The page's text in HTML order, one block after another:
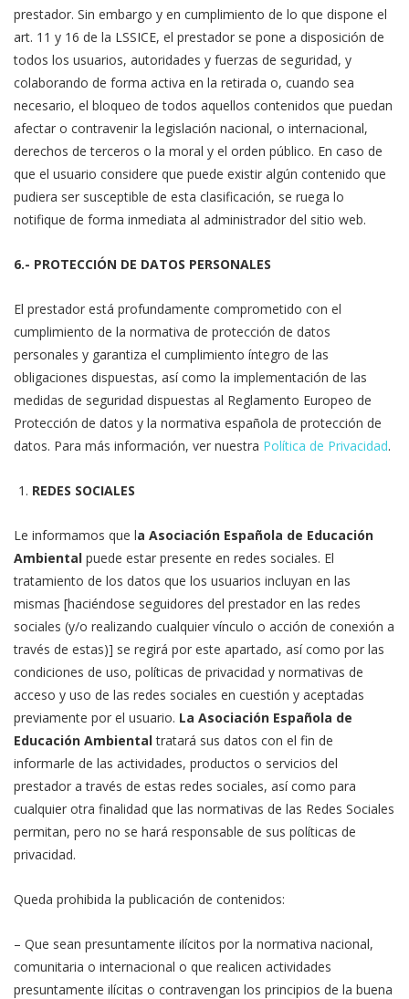
prestador. Sin embargo y en cumplimiento de lo que dispone el
art. 11 y 16 de la LSSICE, el prestador se pone a disposición de
todos los usuarios, autoridades y fuerzas de seguridad, y
colaborando de forma activa en la retirada o, cuando sea
necesario, el bloqueo de todos aquellos contenidos que puedan
afectar o contravenir la legislación nacional, o internacional,
derechos de terceros o la moral y el orden público. En caso de
que el usuario considere que puede existir algún contenido que
pudiera ser susceptible de esta clasificación, se ruega lo
notifique de forma inmediata al administrador del sitio web.
6.- PROTECCIÓN DE DATOS PERSONALES
El prestador está profundamente comprometido con el
cumplimiento de la normativa de protección de datos
personales y garantiza el cumplimiento íntegro de las
obligaciones dispuestas, así como la implementación de las
medidas de seguridad dispuestas al Reglamento Europeo de
Protección de datos y la normativa española de protección de
datos. Para más información, ver nuestra Política de Privacidad.
REDES SOCIALES
Le informamos que la Asociación Española de Educación
Ambiental puede estar presente en redes sociales. El
tratamiento de los datos que los usuarios incluyan en las
mismas [haciéndose seguidores del prestador en las redes
sociales (y/o realizando cualquier vínculo o acción de conexión a
través de estas)] se regirá por este apartado, así como por las
condiciones de uso, políticas de privacidad y normativas de
acceso y uso de las redes sociales en cuestión y aceptadas
previamente por el usuario. La Asociación Española de
Educación Ambientaltratará sus datos con el fin de
informarle de las actividades, productos o servicios del
prestador a través de estas redes sociales, así como para
cualquier otra finalidad que las normativas de las Redes Sociales
permitan, pero no se hará responsable de sus políticas de
privacidad.
Queda prohibida la publicación de contenidos:
– Que sean presuntamente ilícitos por la normativa nacional,
comunitaria o internacional o que realicen actividades
presuntamente ilícitas o contravengan los principios de la buena